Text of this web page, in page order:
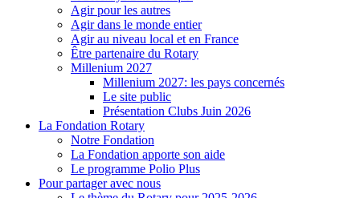
Agir pour les autres
Agir dans le monde entier
Agir au niveau local et en France
Être partenaire du Rotary
Millenium 2027
Millenium 2027: les pays concernés
Le site public
Présentation Clubs Juin 2026
La Fondation Rotary
Notre Fondation
La Fondation apporte son aide
Le programme Polio Plus
Pour partager avec nous